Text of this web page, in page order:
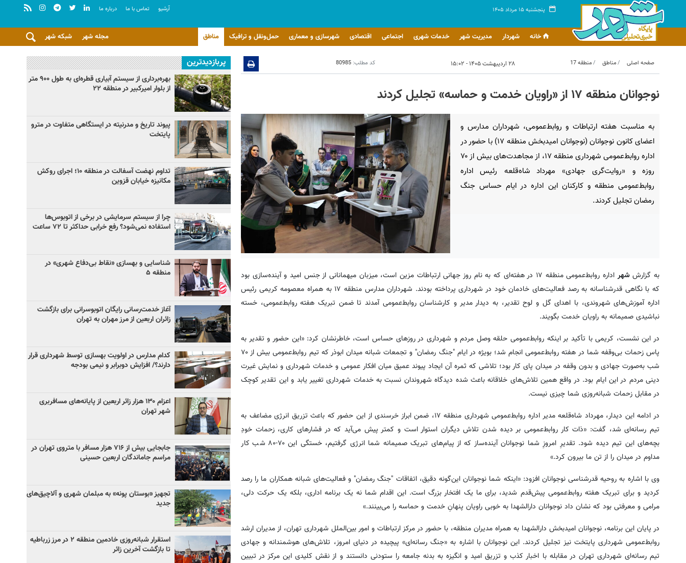
پنجشنبه ۱۵ مرداد ۱۴۰۵ آرشيو تماس با ما درباره ما
خانه شهردار مدیریت شهر خدمات شهری اجتماعی اقتصادی شهرسازی و معماری حمل‌ونقل و ترافیک مناطق شبکه شهر مجله شهر
صفحه اصلی مناطق منطقه 17 ۲۸ اردیبهشت ۱۴۰۵ - ۱۵:۰۲ کد مطلب: 80985
نوجوانان منطقه ۱۷ از «راویان خدمت و حماسه» تجلیل کردند
به مناسبت هفته ارتباطات و روابط‌عمومی، شهرداران مدارس و
اعضای کانون نوجوانان (نوجوانان امیدبخش منطقه ۱۷) با حضور در
اداره روابط‌عمومی شهرداری منطقه ۱۷، از مجاهدت‌های بیش از ۷۰
روزه و «روایت‌گری جهادی» مهرداد شاه‌قلعه رئیس اداره
روابط‌عمومی منطقه و کارکنان این اداره در ایام حساس جنگ
رمضان تجلیل کردند.
به گزارششهر
اداره روابط‌عمومی منطقه ۱۷ در هفته‌ای که به نام روز جهانی ارتباطات مزین است، میزبان میهمانانی از جنس امید و آینده‌سازی بود
که با نگاهی قدرشناسانه به رصد فعالیت‌های خادمان خود در شهرداری پرداخته بودند. شهرداران مدارس منطقه ۱۷ به همراه معصومه کریمی رئیس
اداره آموزش‌های شهروندی، با اهدای گل و لوح تقدیر، به دیدار مدیر و کارشناسان روابط‌عمومی آمدند تا ضمن تبریک هفته روابط‌عمومی، خسته
نباشیدی صمیمانه به راویان خدمت بگویند.
در این نشست، کریمی با تأکید بر اینکه روابط‌عمومی حلقه وصل مردم و شهرداری در روزهای حساس است، خاطرنشان کرد: «این حضور و تقدیر به
پاس زحمات بی‌وقفه شما در هفته روابط‌عمومی انجام شد؛ بویژه در ایام "جنگ رمضان" و تجمعات شبانه میدان ابوذر که تیم روابط‌عمومی بیش از ۷۰
شب به‌صورت جهادی و بدون وقفه در میدان پای کار بود؛ تلاشی که ثمره آن ایجاد پیوند عمیق میان افکار عمومی و خدمات شهرداری و نمایش غیرت
دینی مردم در این ایام بود. در واقع همین تلاش‌های خلاقانه باعث شده دیدگاه شهروندان نسبت به خدمات شهرداری تغییر یابد و این تقدیر کوچک
در مقابل زحمات شبانه‌روزی شما چیزی نیست.
در ادامه این دیدار، مهرداد شاه‌قلعه مدیر اداره روابط‌عمومی شهرداری منطقه ۱۷، ضمن ابراز خرسندی از این حضور که باعث تزریق انرژی مضاعف به
تیم رسانه‌ای شد، گفت: «ذات کار روابط‌عمومی بر دیده شدن تلاش دیگران استوار است و کمتر پیش می‌آید که در فشارهای کاری، زحمات خودِ
بچه‌های این تیم دیده شود. تقدیرِ امروزِ شما نوجوانان آینده‌ساز که از پیام‌های تبریک صمیمانه شما انرژی گرفتیم، خستگی این ۷۰-۸۰ شب کار
مداوم در میدان را از تن ما بیرون کرد.»
وی با اشاره به روحیه قدرشناسی نوجوانان افزود: «اینکه شما نوجوانان این‌گونه دقیق، اتفاقات "جنگ رمضان" و فعالیت‌های شبانه همکاران ما را رصد
کردید و برای تبریک هفته روابط‌عمومی پیش‌قدم شدید، برای ما یک افتخار بزرگ است. این اقدام شما نه یک برنامه اداری، بلکه یک حرکت دلی،
مرامی و معرفتی بود که نشان داد نوجوانان دارالشهدا به خوبی راویان پنهانِ خدمت و حماسه را می‌بینند.»
در پایان این برنامه، نوجوانان امیدبخش دارالشهدا به همراه مدیران منطقه، با حضور در مرکز ارتباطات و امور بین‌الملل شهرداری تهران، از مدیران ارشد
روابط‌عمومی شهرداری پایتخت نیز تجلیل کردند. این نوجوانان با اشاره به «جنگ رسانه‌ای» پیچیده در دنیای امروز، تلاش‌های هوشمندانه و جهادی
تیم رسانه‌ای شهرداری تهران در مقابله با اخبار کذب و تزریق امید و انگیزه به بدنه جامعه را ستودنی دانستند و از نقش کلیدی این مرکز در تبیین
پربازدیدترین
بهره‌برداری از سیستم آبیاری قطره‌ای به طول ۹۰۰ متر
از بلوار امیرکبیر در منطقه ۲۲
پیوند تاریخ و مدرنیته در ایستگاهی متفاوت در مترو
پایتخت
تداوم نهضت آسفالت در منطقه ۱۰؛ اجرای روکش
مکانیزه خیابان قزوین
چرا از سیستم سرمایشی در برخی از اتوبوس‌ها
استفاده نمی‌شود؟ رفع خرابی حداکثر تا ۷۲ ساعت
شناسایی و بهسازی «نقاط بی‌دفاع شهری» در
منطقه ۵
آغاز خدمت‌رسانی رایگان اتوبوسرانی برای بازگشت
زائران اربعین از مرز مهران به تهران
کدام مدارس در اولویت بهسازی توسط شهرداری قرار
دارند؟/ افزایش دوبرابر و نیمی بودجه
اعزام ۱۳۰ هزار زائر اربعین از پایانه‌های مسافربری
شهر تهران
جابجایی بیش از ۷۱۶ هزار مسافر با متروی تهران در
مراسم جاماندگان اربعین حسینی
تجهیز «بوستان پونه» به مبلمان شهری و آلاچیق‌های
جدید
استقرار شبانه‌روزی خادمین منطقه ۲ در مرز زرباطیه
تا بازگشت آخرین زائر